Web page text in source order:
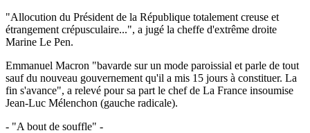
"Allocution du Président de la République totalement creuse et
étrangement crépusculaire...", a jugé la cheffe d'extrême droite
Marine Le Pen.
Emmanuel Macron "bavarde sur un mode paroissial et parle de tout
sauf du nouveau gouvernement qu'il a mis 15 jours à constituer. La
fin s'avance", a relevé pour sa part le chef de La France insoumise
Jean-Luc Mélenchon (gauche radicale).
- "A bout de souffle" -